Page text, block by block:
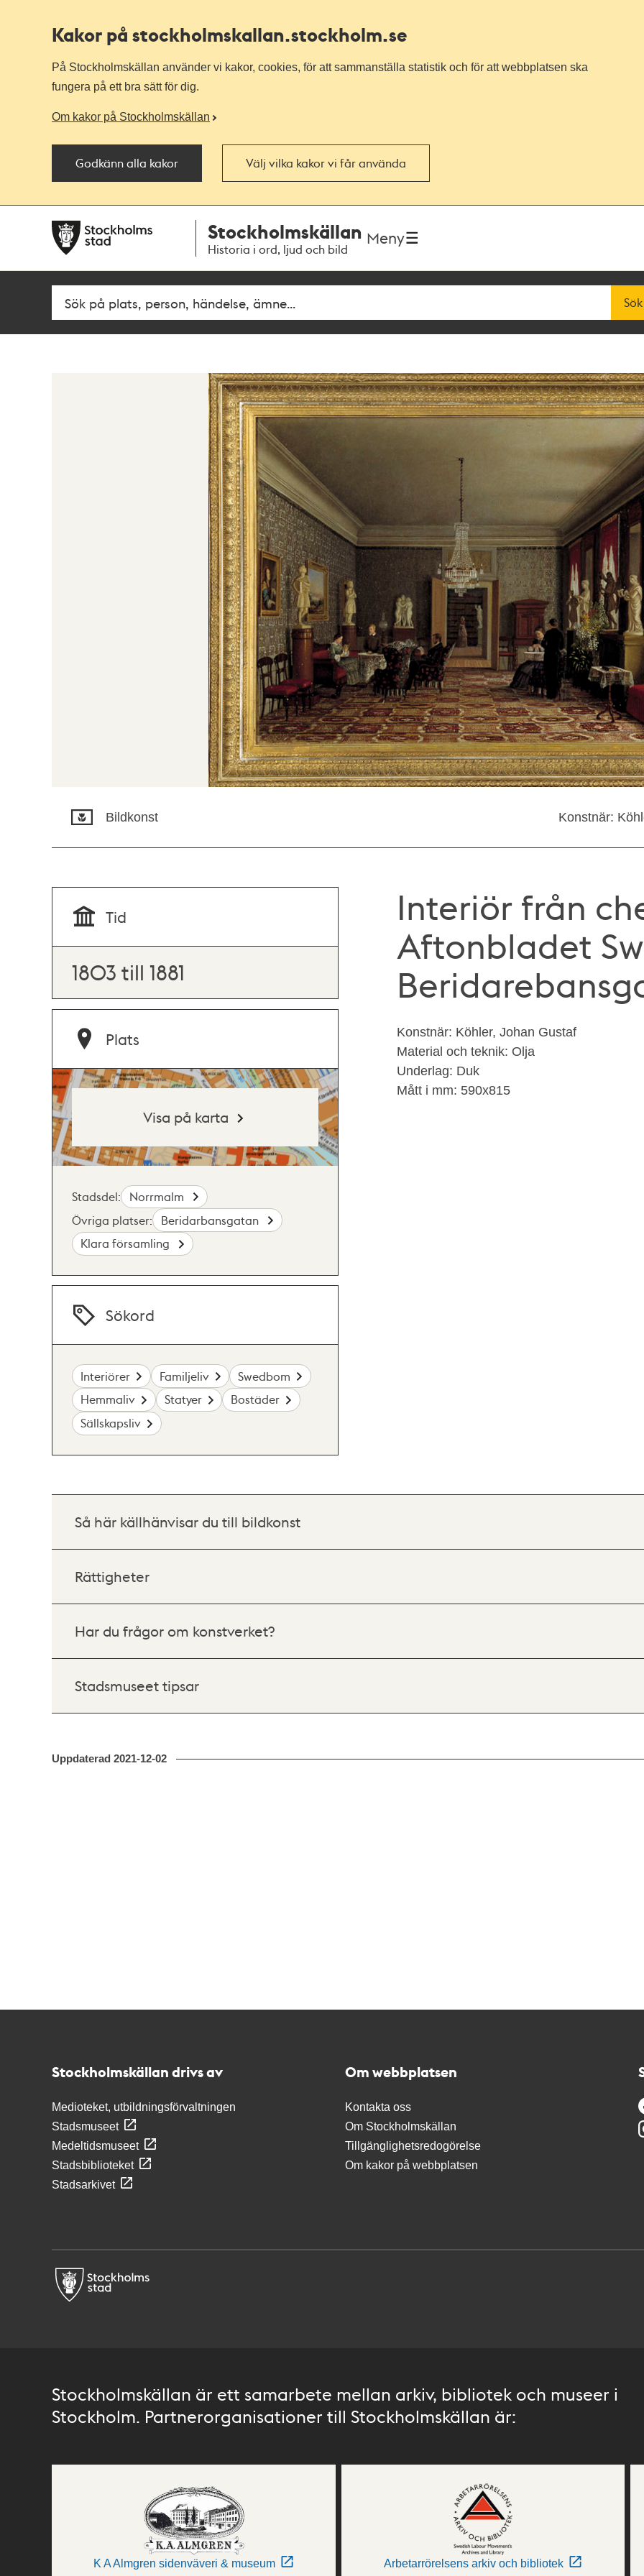
Kakor på stockholmskallan.stockholm.se
På Stockholmskällan använder vi kakor, cookies, för att sammanställa statistik och för att webbplatsen ska
fungera på ett bra sätt för dig.
Om kakor på Stockholmskällan
Godkänn alla kakor Välj vilka kakor vi får använda
navigationen
huvudinnehållet
Stockholmskällan
Historia i ord, ljud och bild
Meny
Fritextsök Sök
Bildkonst Konstnär:
Interiör från
Aftonbladet
Konstnär: Köhler, Johan Gustaf
Material och teknik: Olja
Underlag: Duk
Mått i mm: 590x815
Tid
1803 till 1881
Plats
Visa på karta
Stadsdel:
Norrmalm
Övriga platser:
Beridarbansgatan
Klara församling
Sökord
Interiörer Familjeliv
Swedbom
Hemmaliv
Statyer
Bostäder
Sällskapsliv
Så här källhänvisar du till bildkonst
Rättigheter
Har du frågor om konstverket?
Stadsmuseet tipsar
Uppdaterad 2021-12-02
Stockholmskällan drivs av
Medioteket, utbildningsförvaltningen
Stadsmuseet
Medeltidsmuseet
Stadsbiblioteket
Stadsarkivet
Om webbplatsen
Kontakta oss
Om Stockholmskällan
Tillgänglighetsredogörelse
Om kakor på webbplatsen
Stockholmskällan är ett samarbete mellan arkiv, bibliotek och museer i
Stockholm. Partnerorganisationer till Stockholmskällan är:
K A Almgren sidenväveri & museum Arbetarrörelsens arkiv och bibliotek